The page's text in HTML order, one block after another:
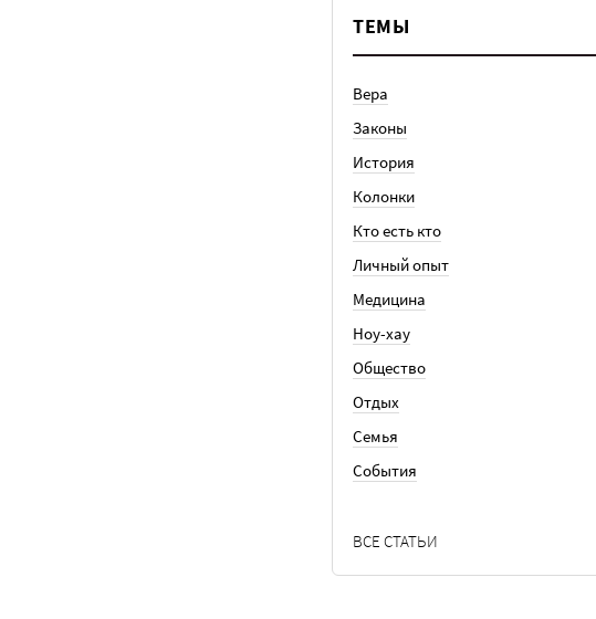
ТЕМЫ
Вера
Законы
История
Колонки
Кто есть кто
Личный опыт
Медицина
Ноу-хау
Общество
Отдых
Семья
События
ВСЕ СТАТЬИ